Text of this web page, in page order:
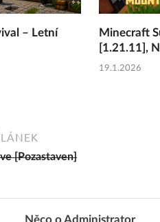
– Letní
Minecraft
[1.21.11],
19.1.2026
[Pozastaven]
Něco o Administrator